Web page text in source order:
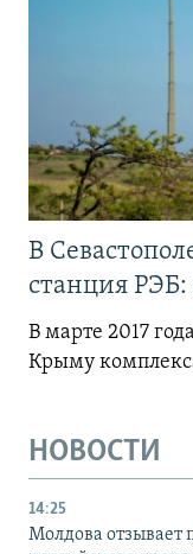
В
станция РЭБ:
В марте 2017
Крыму
НОВОСТИ
14:25
Молдова отзывает